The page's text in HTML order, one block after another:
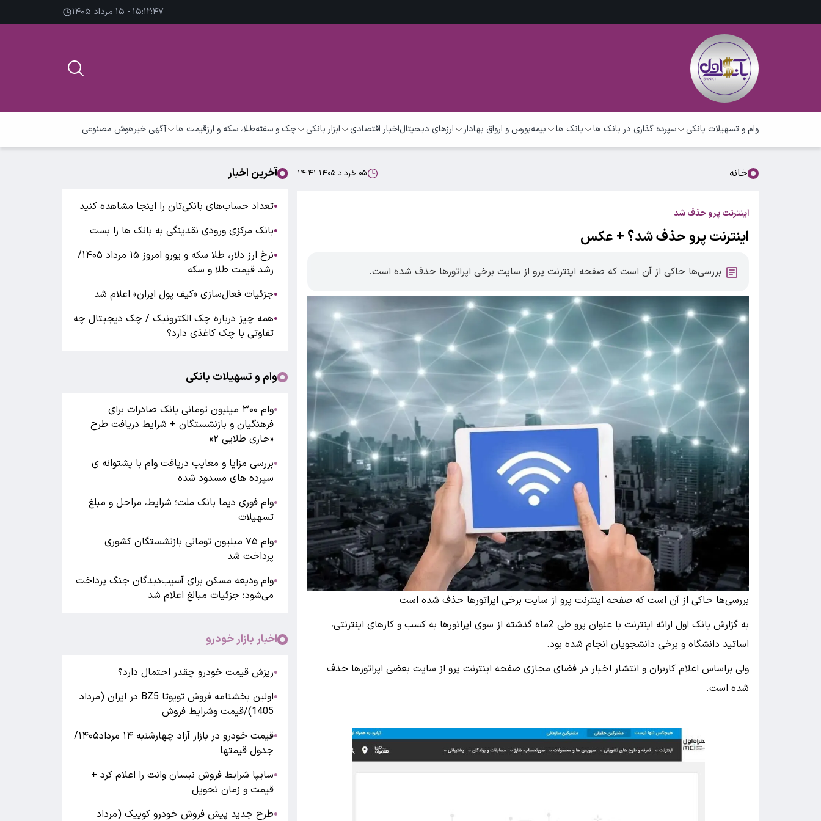
۱۵:۱۲:۴۸ - ۱۵ مرداد ۱۴۰۵
وام و تسهیلات بانکی سپرده گذاری در بانک ها بانک ها بیمهبورس و ارواق بهادار ارزهای دیحیتالاخبار اقتصادی ابزار بانکی چک و سفتهطلا، سکه و ارزقیمت ها آگهی خبرهوش مصنوعی
خانه ۰۵ خرداد ۱۴۰۵ ۱۴:۴۱
اینترنت پرو حذف شد
اینترنت پرو حذف شد؟ + عکس
بررسی‌ها حاکی از آن است که صفحه اینترنت پرو از سایت برخی اپراتورها حذف شده است.
بررسی‌ها حاکی از آن است که صفحه اینترنت پرو از سایت برخی اپراتورها حذف شده است
به گزارش بانک اول ارائه اینترنت با عنوان پرو طی 2ماه گذشته از سوی اپراتورها به کسب و کارهای اینترنتی،
اساتید دانشگاه و برخی دانشجویان انجام شده بود.
ولی براساس اعلام کاربران و انتشار اخبار در فضای مجازی صفحه اینترنت پرو از سایت بعضی اپراتورها حذف
شده است.
آخرین اخبار
●تعداد حساب‌های بانکی‌تان را اینجا مشاهده کنید
●بانک مرکزی ورودی نقدینگی به بانک ها را بست
●
نرخ ارز دلار، طلا سکه و یورو امروز ۱۵ مرداد ۱۴۰۵/
رشد قیمت طلا و سکه
●جزئیات فعال‌سازی «کیف پول ایران» اعلام شد
●همه چیز درباره چک الکترونیک / چک دیجیتال چه
تفاوتی با چک کاغذی دارد؟
وام و تسهیلات بانکی
●
وام ۳۰۰ میلیون تومانی بانک صادرات برای
فرهنگیان و بازنشستگان + شرایط دریافت طرح
«جاری طلایی ۲»
●بررسی مزایا و معایب دریافت وام با پشتوانه ی
سپرده های مسدود شده
●وام فوری دیما بانک ملت؛ شرایط، مراحل و مبلغ
تسهیلات
●
وام ۷۵ میلیون تومانی بازنشستگان کشوری
پرداخت شد
●وام ودیعه مسکن برای آسیب‌دیدگان جنگ پرداخت
می‌شود؛ جزئیات مبالغ اعلام شد
اخبار بازار خودرو
●ریزش قیمت خودرو چقدر احتمال دارد؟
●
اولین بخشنامه فروش تویوتا BZ5 در ایران (مرداد
1405)/قیمت وشرایط فروش
●
قیمت خودرو در بازار آزاد چهارشنبه ۱۴ مرداد۱۴۰۵/
جدول قیمتها
●سایپا شرایط فروش نیسان وانت را اعلام کرد +
قیمت و زمان تحویل
●طرح جدید پیش فروش خودرو کوییک (مرداد